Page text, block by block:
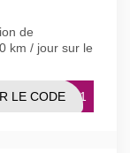
de
km / jour sur le
E101
LE CODE